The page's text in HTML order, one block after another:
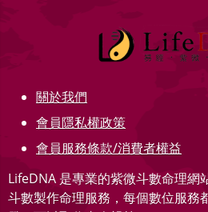
關於我們
會員隱私權政策
會員服務條款/消費者權益
LifeDNA 是專業的紫微斗數命理網
斗數製作命理服務，每個數位服務